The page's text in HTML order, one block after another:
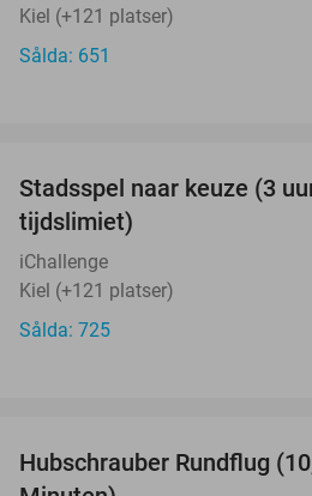
Kiel (+121 platser)
Sålda: 651
Stadsspel naar keuze (3
tijdslimiet)
iChallenge
Kiel (+121 platser)
Sålda: 725
Hubschrauber Rundflug